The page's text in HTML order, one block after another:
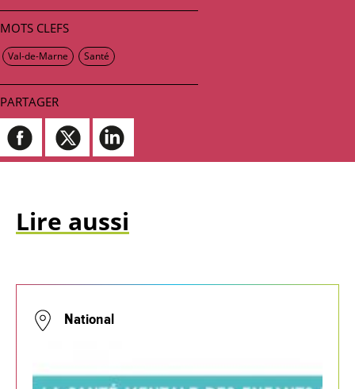
MOTS CLEFS
Val-de-Marne Santé
PARTAGER
Lire aussi
National